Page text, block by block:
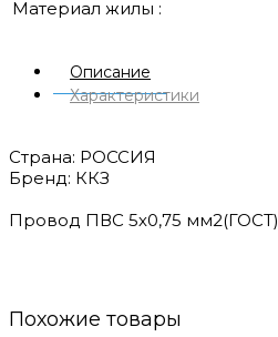
Материал жилы :
Описание
Характеристики
Страна: РОССИЯ
Бренд: ККЗ
Провод ПВС 5х0,75 мм2(ГОСТ)
Похожие товары